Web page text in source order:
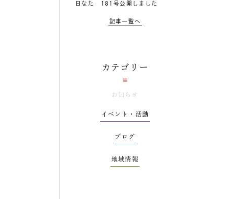
日なた 181号公開しました
記事一覧へ
カテゴリー
お知らせ
イベント・活動
ブログ
地域情報